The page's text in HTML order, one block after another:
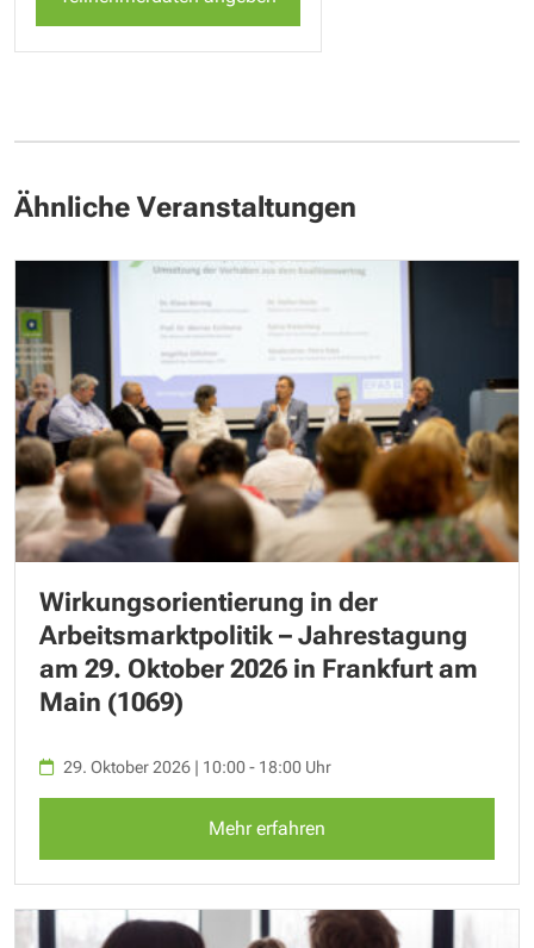
Ticket
(Standard)
Ticket
(Standard)
Ähnliche Veranstaltungen
Wirkungsorientierung in der
Arbeitsmarktpolitik – Jahrestagung
am 29. Oktober 2026 in Frankfurt am
Main (1069)
29. Oktober 2026 | 10:00 - 18:00 Uhr
Mehr erfahren